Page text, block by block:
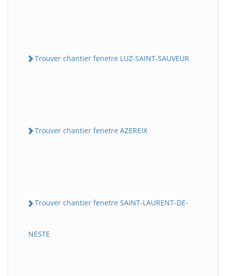
Trouver chantier fenetre LUZ-SAINT-SAUVEUR
Trouver chantier fenetre AZEREIX
Trouver chantier fenetre SAINT-LAURENT-DE-
NESTE